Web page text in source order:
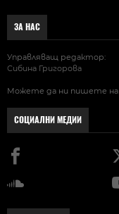
ЗА НАС
Управляващ редактор:
Сибина Григорова
Можете да ни пишете на
СОЦИАЛНИ МЕДИИ